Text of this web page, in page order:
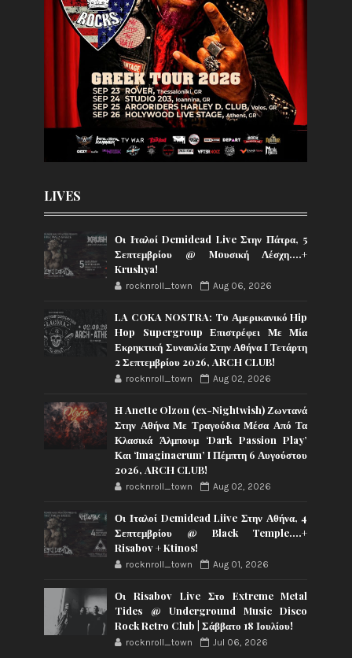
LIVES
Οι Ιταλοί Demidead Live Στην Πάτρα, 5
Σεπτεμβρίου @ Moυσική Λέσχη….+
Krushya!
rocknroll_town Aug 06, 2026
LA COKA NOSTRA: To Αμερικανικό Hip
Hop Supergroup Επιστρέφει Με Μία
Εκρηκτική Συναυλία Στην Αθήνα Ι Τετάρτη
2 Σεπτεμβρίου 2026, ARCH CLUB!
rocknroll_town Aug 02, 2026
Η Anette Olzon (ex-Nightwish) Ζωντανά
Στην Αθήνα Με Τραγούδια Μέσα Από Τα
Κλασικά Άλμπουμ ‘Dark Passion Play’
Και ‘Imaginaerum’ I Πέμπτη 6 Αυγούστου
2026, ARCH CLUB!
rocknroll_town Aug 02, 2026
Οι Ιταλοί Demidead Liive Στην Αθήνα, 4
Σεπτεμβρίου @ Black Temple….+
Risabov + Ktinos!
rocknroll_town Aug 01, 2026
Οι Risabov Live Στο Extreme Metal
Tides @ Underground Music Disco
Rock Retro Club | Σάββατο 18 Ιουλίου!
rocknroll_town Jul 06, 2026